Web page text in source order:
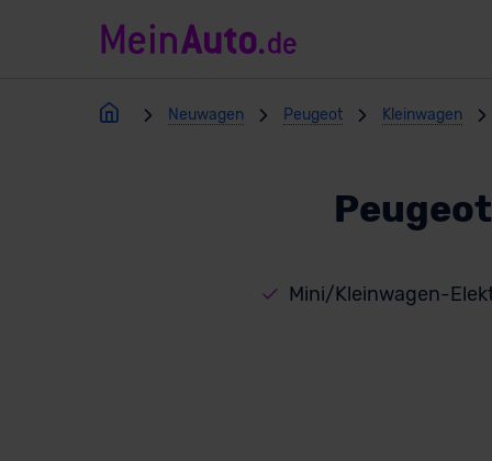
Neuwagen Peugeot Kleinwagen
Mini/Kleinwagen-